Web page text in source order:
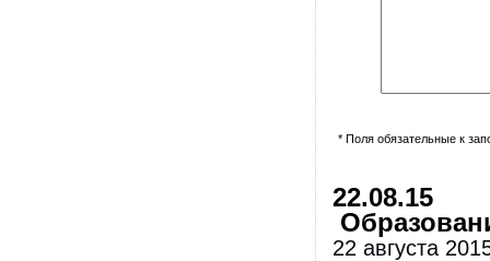
* Поля обязательные к
22.08.15
22 августа